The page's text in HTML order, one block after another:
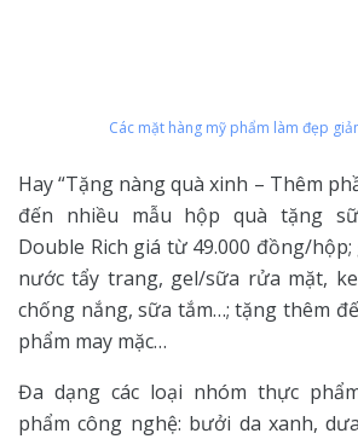
Các mặt hàng mỹ phẩm làm đẹp
Hay “Tặng nàng quà xinh – Thêm
đến nhiều mẫu hộp quà tặng
Double Rich giá từ 49.000 đồng/hộp;
nước tẩy trang, gel/sữa rửa mặt,
chống nắng, sữa tắm…; tặng thêm
phẩm may mặc…
Đa dạng các loại nhóm thực
phẩm công nghệ: bưởi da xanh,